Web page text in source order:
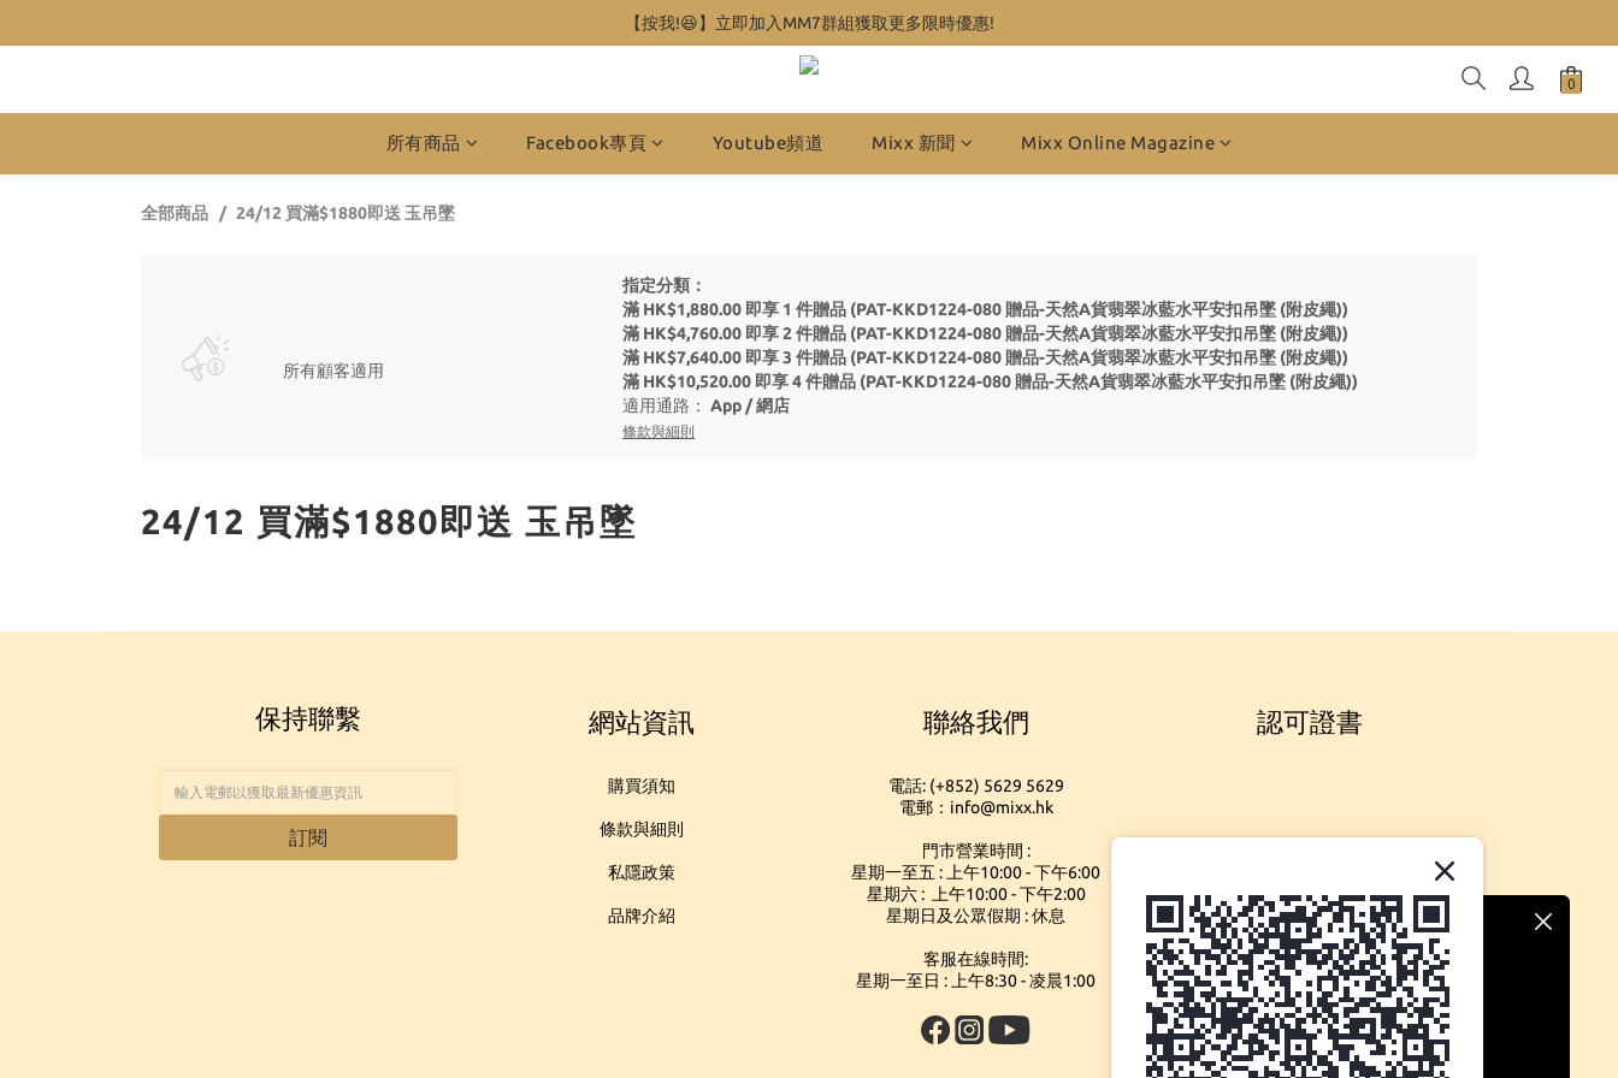
【按我!😆】立即加入MM7群組獲取更多限時優惠!
所有商品 Facebook專頁 Youtube頻道 Mixx 新聞 Mixx Online Magazine
全部商品 24/12 買滿$1880即送 玉吊墜
所有顧客適用
指定分類：
滿 HK$1,880.00 即享 1 件贈品 (PAT-KKD1224-080 贈品-天然A貨翡翠冰藍水平安扣吊墜 (附皮繩))
滿 HK$4,760.00 即享 2 件贈品 (PAT-KKD1224-080 贈品-天然A貨翡翠冰藍水平安扣吊墜 (附皮繩))
滿 HK$7,640.00 即享 3 件贈品 (PAT-KKD1224-080 贈品-天然A貨翡翠冰藍水平安扣吊墜 (附皮繩))
滿 HK$10,520.00 即享 4 件贈品 (PAT-KKD1224-080 贈品-天然A貨翡翠冰藍水平安扣吊墜 (附皮繩))
適用通路： App /網店
條款與細則
24/12 買滿$1880即送 玉吊墜
保持聯繫
訂閱
網站資訊
購買須知
條款與細則
私隱政策
品牌介紹
聯絡我們
電話: (+852) 5629 5629
電郵：info@mixx.hk
門市營業時間 :
星期一至五 : 上午10:00 - 下午6:00
星期六 : 上午10:00 - 下午2:00
星期日及公眾假期 : 休息
客服在線時間:
星期一至日 : 上午8:30 - 凌晨1:00
認可證書